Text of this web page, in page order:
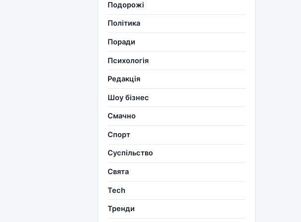
Подорожі
Політика
Поради
Психологія
Редакція
Шоу бізнес
Смачно
Спорт
Суспільство
Свята
Tech
Тренди